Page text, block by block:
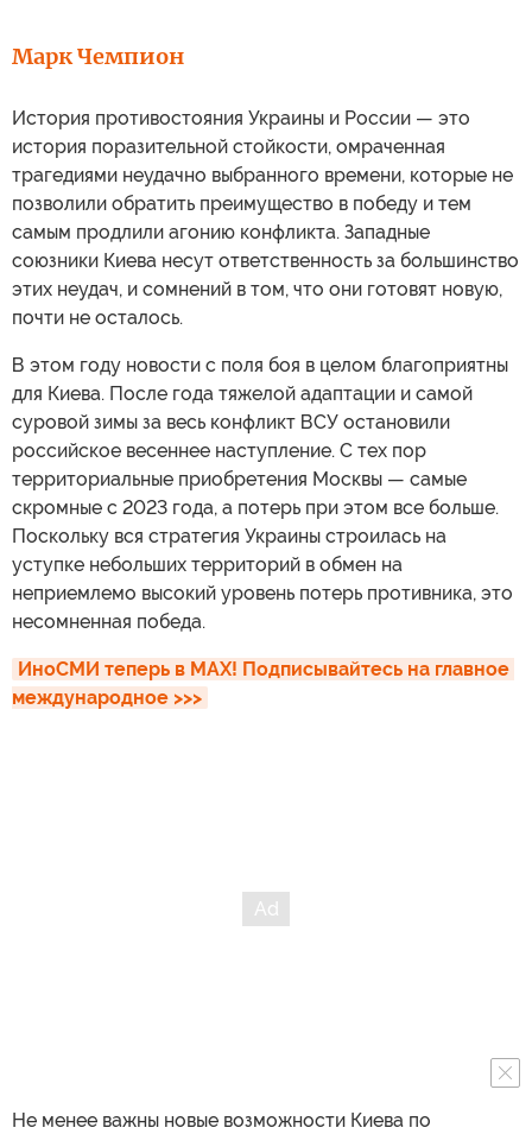
Марк Чемпион
История противостояния Украины и России — это
история поразительной стойкости, омраченная
трагедиями неудачно выбранного времени, которые не
позволили обратить преимущество в победу и тем
самым продлили агонию конфликта. Западные
союзники Киева несут ответственность за большинство
этих неудач, и сомнений в том, что они готовят новую,
почти не осталось.
В этом году новости с поля боя в целом благоприятны
для Киева. После года тяжелой адаптации и самой
суровой зимы за весь конфликт ВСУ остановили
российское весеннее наступление. С тех пор
территориальные приобретения Москвы — самые
скромные с 2023 года, а потерь при этом все больше.
Поскольку вся стратегия Украины строилась на
уступке небольших территорий в обмен на
неприемлемо высокий уровень потерь противника, это
несомненная победа.
ИноСМИ теперь в MAX! Подписывайтесь на главное
международное >>>
Не менее важны новые возможности Киева по